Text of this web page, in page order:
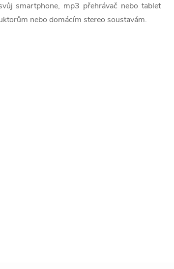
smartphone, mp3 přehrávač nebo tablet
nebo domácím stereo soustavám.